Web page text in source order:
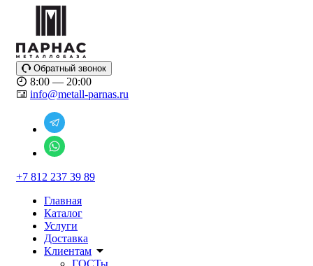
Обратный звонок
8:00 — 20:00
info@metall-parnas.ru
+7 812 237 39 89
Главная
Каталог
Услуги
Доставка
Клиентам
ГОСТы